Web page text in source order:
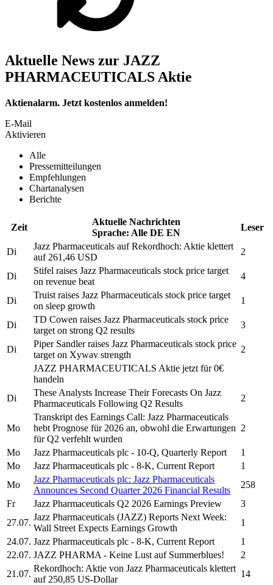
Aktuelle News zur JAZZ
PHARMACEUTICALS Aktie
Aktienalarm. Jetzt kostenlos anmelden!
E-Mail
Aktivieren
Alle
Pressemitteilungen
Empfehlungen
Chartanalysen
Berichte
Zeit
Aktuelle Nachrichten
Sprache: Alle DE EN
Leser
Di
Jazz Pharmaceuticals auf Rekordhoch: Aktie klettert
auf 261,46 USD
2
Di
Stifel raises Jazz Pharmaceuticals stock price target
on revenue beat
4
Di
Truist raises Jazz Pharmaceuticals stock price target
on sleep growth
1
Di
TD Cowen raises Jazz Pharmaceuticals stock price
target on strong Q2 results
3
Di
Piper Sandler raises Jazz Pharmaceuticals stock price
target on Xywav strength
2
JAZZ PHARMACEUTICALS Aktie jetzt für 0€
handeln
Di
These Analysts Increase Their Forecasts On Jazz
Pharmaceuticals Following Q2 Results
2
Mo
Transkript des Earnings Call: Jazz Pharmaceuticals
hebt Prognose für 2026 an, obwohl die Erwartungen
für Q2 verfehlt wurden
2
Mo Jazz Pharmaceuticals plc - 10-Q, Quarterly Report
1
Mo
Jazz Pharmaceuticals plc - 8-K, Current Report
1
Mo
Jazz Pharmaceuticals plc: Jazz Pharmaceuticals
Announces Second Quarter 2026 Financial Results
258
Fr
Jazz Pharmaceuticals Q2 2026 Earnings Preview
3
27.07.
Jazz Pharmaceuticals (JAZZ) Reports Next Week:
Wall Street Expects Earnings Growth
1
24.07. Jazz Pharmaceuticals plc - 8-K, Current Report
1
22.07. JAZZ PHARMA - Keine Lust auf Summerblues!
2
21.07.
Rekordhoch: Aktie von Jazz Pharmaceuticals klettert
auf 250,85 US-Dollar
14